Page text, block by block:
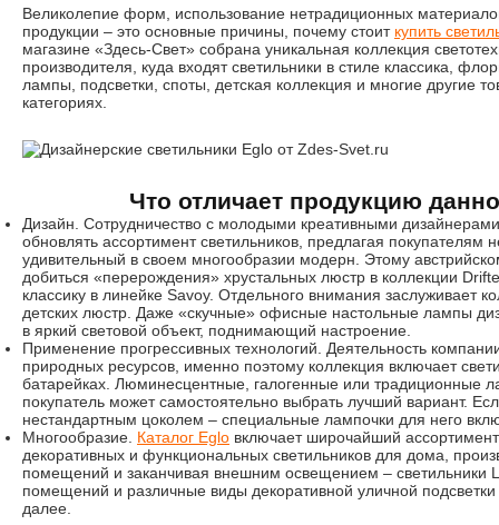
Великолепие форм, использование нетрадиционных
продукции – это основные причины, почему стоит купить
магазине «Здесь-Свет» собрана уникальная коллекция
производителя, куда входят светильники в стиле классика,
лампы, подсветки, споты, детская коллекция и многие другие
категориях.
Что отличает продукцию
Дизайн. Сотрудничество с молодыми креативными
обновлять ассортимент светильников, предлагая покупателям
удивительный в своем многообразии модерн. Этому
добиться «перерождения» хрустальных люстр в коллекции
классику в линейке Savoy. Отдельного внимания заслуживает
детских люстр. Даже «скучные» офисные настольные лампы
в яркий световой объект, поднимающий настроение.
Применение прогрессивных технологий. Деятельность
природных ресурсов, именно поэтому коллекция включает
батарейках. Люминесцентные, галогенные или традиционные
покупатель может самостоятельно выбрать лучший вариант.
нестандартным цоколем – специальные лампочки для него
Многообразие. Каталог Eglo включает широчайший
декоративных и функциональных светильников для дома,
помещений и заканчивая внешним освещением – светильники
помещений и различные виды декоративной уличной
далее.